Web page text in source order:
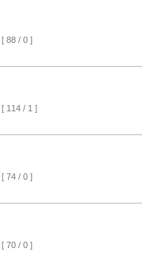
[ 88 / 0 ]
[ 114 / 1 ]
[ 74 / 0 ]
[ 70 / 0 ]